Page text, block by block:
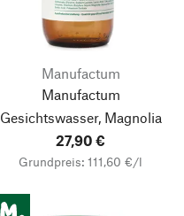
Manufactum
Manufactum
Gesichtswasser, Magnolia
27,90 €
Grundpreis: 111,60 €/l